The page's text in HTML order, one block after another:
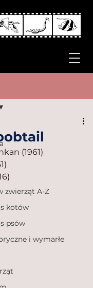
zwierząt A-Z
kotów
psów
i wymarłe
(1961)